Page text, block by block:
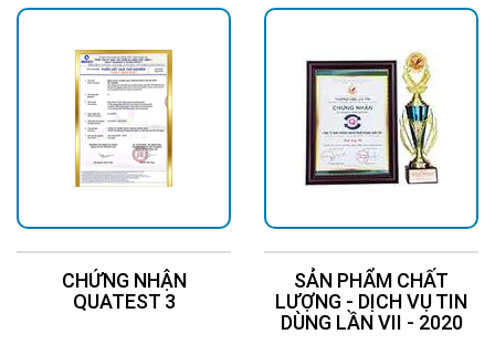
CHỨNG NHẬN
QUATEST 3
SẢN PHẨM CHẤT
LƯỢNG - DỊCH VỤ TIN
DÙNG LẦN VII - 2020